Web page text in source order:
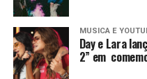
MUSICA E
Day e Lara
2” em